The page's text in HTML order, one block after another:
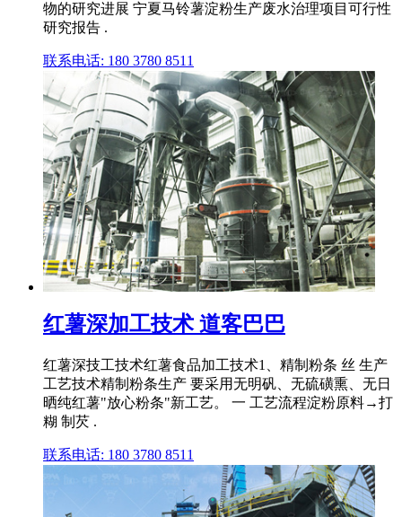
物的研究进展 宁夏马铃薯淀粉生产废水治理项目可行性
研究报告 .
联系电话: 180 3780 8511
红薯深加工技术 道客巴巴
红薯深技工技术红薯食品加工技术1、精制粉条 丝 生产
工艺技术精制粉条生产 要采用无明矾、无硫磺熏、无日
晒纯红薯"放心粉条"新工艺。 一 工艺流程淀粉原料→打
糊 制芡 .
联系电话: 180 3780 8511